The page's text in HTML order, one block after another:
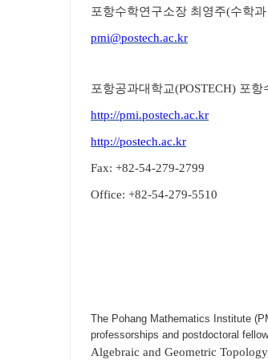
포항수학연구소장 최영주(수학
pmi@postech.ac.kr
포항공과대학교(POSTECH) 포
http://pmi.postech.ac.kr
http://postech.ac.kr
Fax: +82-54-279-2799
Office: +82-54-279-5510
The Pohang Mathematics Institute
professorships and postdoctoral
Algebraic and Geometric